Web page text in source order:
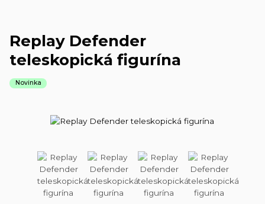
Replay Defender
teleskopická figurína
Novinka